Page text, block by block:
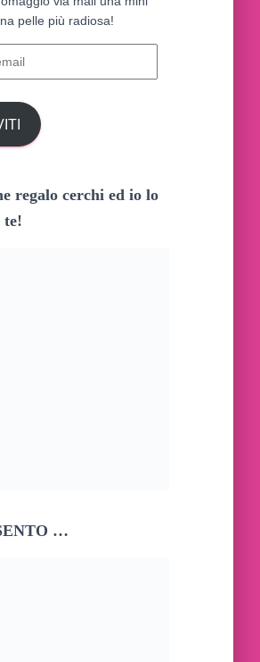
a
s
pelle più radiosa!
regalo cerchi ed io lo
te!
…